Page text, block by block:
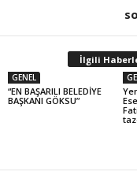
İlgili
GENEL
“EN BAŞARILI BELEDİYE
BAŞKANI GÖKSU”